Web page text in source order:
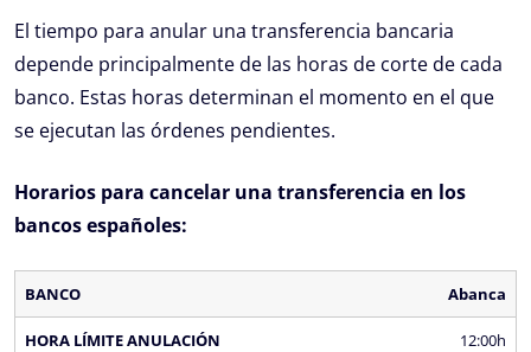
El tiempo para anular una transferencia bancaria
depende principalmente de las horas de corte de cada
banco. Estas horas determinan el momento en el que
se ejecutan las órdenes pendientes.
Horarios para cancelar una transferencia en los
bancos españoles:
Abanca
12:00h